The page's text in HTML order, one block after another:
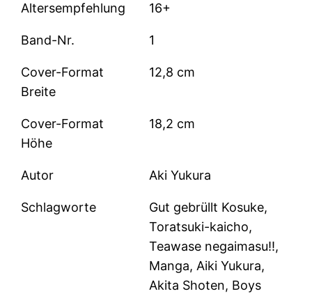
Altersempfehlung 16+
Band-Nr. 1
Cover-Format
Breite
12,8 cm
Cover-Format
Höhe
18,2 cm
Autor Aki Yukura
Schlagworte
Gut gebrüllt Kosuke,
Toratsuki-kaicho,
Teawase negaimasu!!,
Manga, Aiki Yukura,
Akita Shoten, Boys